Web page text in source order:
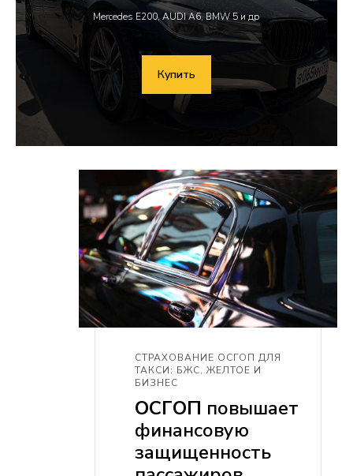
Mercedes E200, AUDI A6, BMW 5 и др
Купить
СТРАХОВАНИЕ ОСГОП ДЛЯ
ТАКСИ: БЖС, ЖЕЛТОЕ И
БИЗНЕС
ОСГОП повышает
финансовую
защищенность